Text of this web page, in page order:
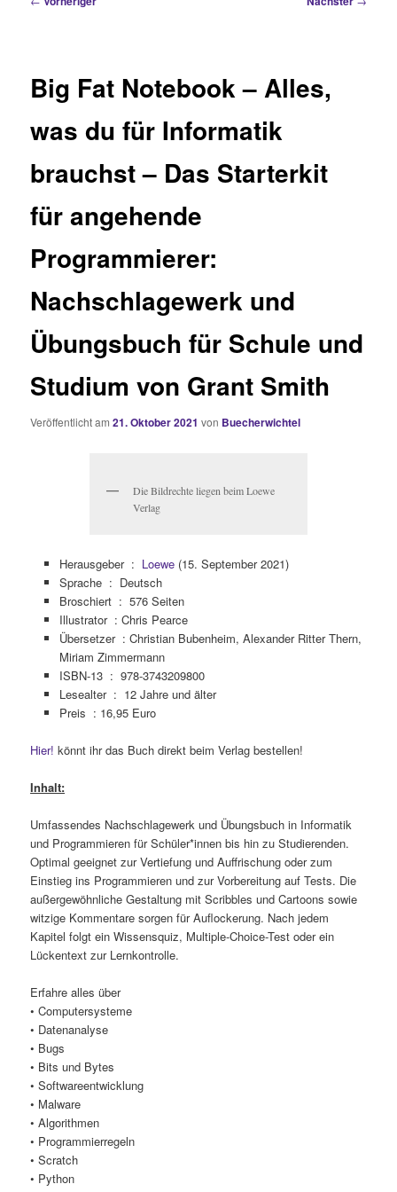
Big Fat Notebook – Alles,
was du für Informatik
brauchst – Das Starterkit
für angehende
Programmierer:
Nachschlagewerk und
Übungsbuch für Schule und
Studium von Grant Smith
Veröffentlicht am21. Oktober 2021 von Buecherwichtel
Die Bildrechte liegen beim Loewe
Verlag
Herausgeber ‏ : Loewe(15. September 2021)
Sprache ‏ : ‎ Deutsch
Broschiert ‏ : ‎ 576 Seiten
Illustrator : Chris Pearce
Übersetzer : Christian Bubenheim, Alexander Ritter Thern,
Miriam Zimmermann
ISBN-13 ‏ : ‎ 978-3743209800
Lesealter ‏ : ‎ 12 Jahre und älter
Preis : 16,95 Euro
Hier! könnt ihr das Buch direkt beim Verlag bestellen!
Inhalt:
Umfassendes Nachschlagewerk und Übungsbuch in Informatik
und Programmieren für Schüler*innen bis hin zu Studierenden.
Optimal geeignet zur Vertiefung und Auffrischung oder zum
Einstieg ins Programmieren und zur Vorbereitung auf Tests. Die
außergewöhnliche Gestaltung mit Scribbles und Cartoons sowie
witzige Kommentare sorgen für Auflockerung. Nach jedem
Kapitel folgt ein Wissensquiz, Multiple-Choice-Test oder ein
Lückentext zur Lernkontrolle.
Erfahre alles über
• Computersysteme
• Datenanalyse
• Bugs
• Bits und Bytes
• Softwareentwicklung
• Malware
• Algorithmen
• Programmierregeln
• Scratch
• Python